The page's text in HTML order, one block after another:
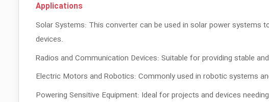
Applications
Solar Systems: This converter can be used in solar power
devices.
Radios and Communication Devices: Suitable for providing stable
Electric Motors and Robotics: Commonly used in robotic systems
Powering Sensitive Equipment: Ideal for projects and devices